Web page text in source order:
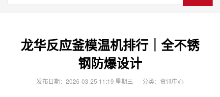
龙华反应釜模温机排行｜全不锈
钢防爆设计
发布日期：2026-03-25 11:19 星期三 分类： 资讯中心